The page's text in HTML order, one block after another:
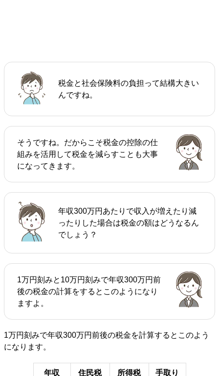
税金と社会保険料の負担って結構大きい
んですね。
そうですね。だからこそ税金の控除の仕
組みを活用して税金を減らすことも大事
になってきます。
年収300万円あたりで収入が増えたり減
ったりした場合は税金の額はどうなるん
でしょう？
1万円刻みと10万円刻みで年収300万円前
後の税金の計算をするとこのようになり
ますよ。
1万円刻みで年収300万円前後の税金を計算するとこのよう
になります。
年収 住民税 所得税 手取り